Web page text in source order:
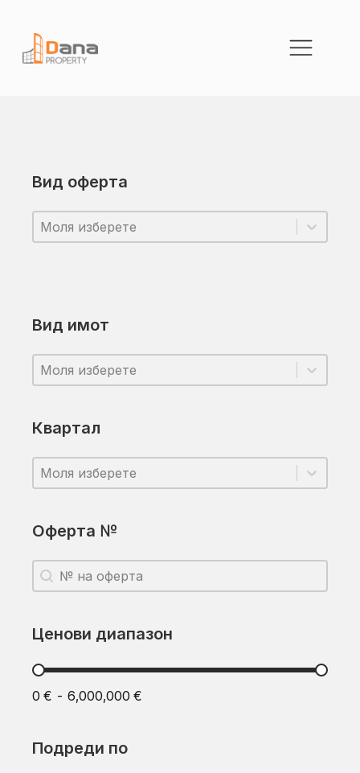
Вид оферта
Вид оферта
Вид оферта
Вид оферта
Вид имот
Вид имот
Вид имот
Вид имот
Квартал
Квартал
Квартал
Квартал
Оферта №
Оферта №
Оферта №
Ценови диапазон
Ценови диапазон
0 € - 6,000,000 €
Подреди по